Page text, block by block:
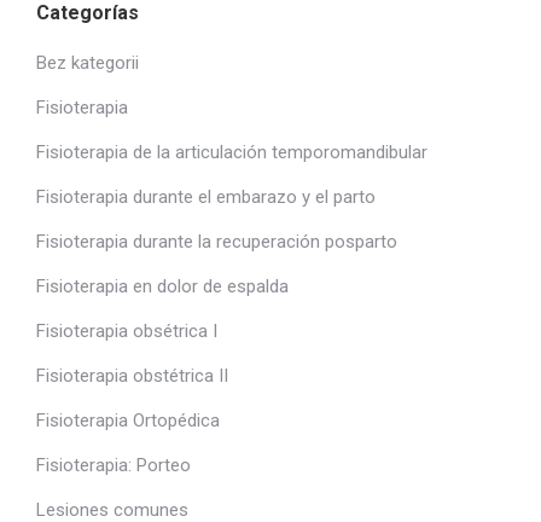
Categorías
Bez kategorii
Fisioterapia
Fisioterapia de la articulación temporomandibular
Fisioterapia durante el embarazo y el parto
Fisioterapia durante la recuperación posparto
Fisioterapia en dolor de espalda
Fisioterapia obsétrica I
Fisioterapia obstétrica II
Fisioterapia Ortopédica
Fisioterapia: Porteo
Lesiones comunes